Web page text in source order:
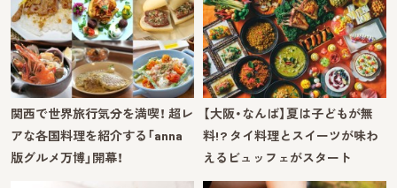
関西で世界旅行気分を満喫！ 超レ
アな各国料理を紹介する「anna
版グルメ万博」開幕！
【大阪・なんば】夏は子どもが無
料!? タイ料理とスイーツが味わ
えるビュッフェがスタート